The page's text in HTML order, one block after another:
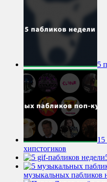
5
хипстогиков
музыкальных пабликов